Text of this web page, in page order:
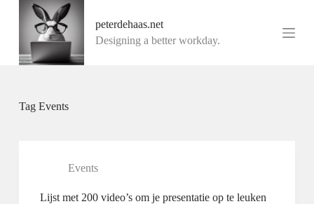
peterdehaas.net
Designing a better workday.
TagEvents
Events
Lijst met 200 video’s om je presentatie op te leuken